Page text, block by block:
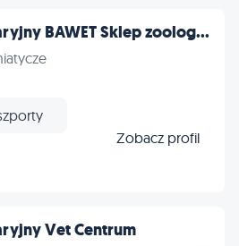
BAWET Sklep zoolog...
Zobacz profil
Vet Centrum